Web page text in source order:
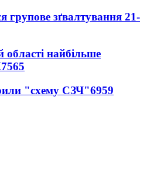
групове зґвалтування 21-
області найбільше
7565
"схему СЗЧ"6959